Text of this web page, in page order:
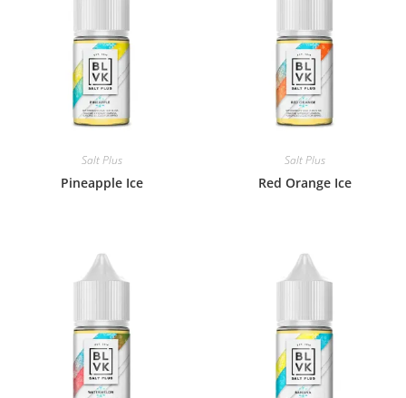
Salt Plus
Pineapple Ice
Salt Plus
Red Orange Ice